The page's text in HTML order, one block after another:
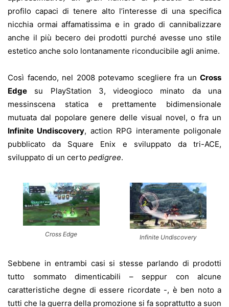
profilo capaci di tenere alto l’interesse di una specifica
nicchia ormai affamatissima e in grado di cannibalizzare
anche il più becero dei prodotti purché avesse uno stile
estetico anche solo lontanamente riconducibile agli anime.
Così facendo, nel 2008 potevamo scegliere fra un Cross
Edge su PlayStation 3, videogioco minato da una
messinscena statica e prettamente bidimensionale
mutuata dal popolare genere delle visual novel, o fra un
Infinite Undiscovery, action RPG interamente poligonale
pubblicato da Square Enix e sviluppato da tri-ACE,
sviluppato di un certo pedigree.
Cross Edge Infinite Undiscovery
Sebbene in entrambi casi si stesse parlando di prodotti
tutto sommato dimenticabili – seppur con alcune
caratteristiche degne di essere ricordate -, è ben noto a
tutti che la guerra della promozione si fa soprattutto a suon